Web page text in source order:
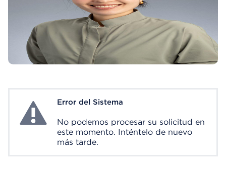
System ErrorError del Sistema
No podemos procesar su solicitud en
este momento. Inténtelo de nuevo
más tarde.